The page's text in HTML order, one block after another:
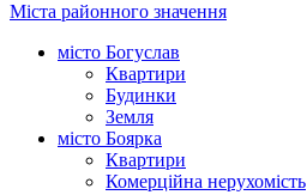
Міста районного значення
місто Богуслав
Квартири
Будинки
Земля
місто Боярка
Квартири
Комерційна нерухомість